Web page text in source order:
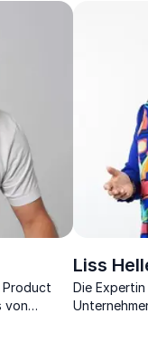
neu
Leadership-
Product
von
Liss
Die